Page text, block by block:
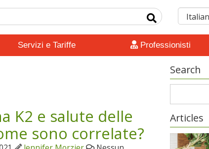
Servizi e Tariffe Professionisti
K2 e salute delle
sono correlate?
Search
Articles